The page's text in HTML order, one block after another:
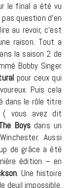
le final a été vu
question d’en
au revoir, c’est
raison. Tout a
la saison 2 de
Bobby Singer
pour ceux qui
Puis cela
dans le rôle titre
( vous avez dit
Boys dans un
Aussi
de grâce a été
édition – en
. Une histoire
deuil impossible.